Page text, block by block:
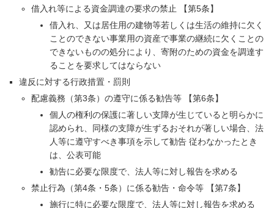
借入れ等による資金調達の要求の禁止 【第5条】
借入れ、又は居住用の建物等若しくは生活の維持に欠く
ことのできない事業用の資産で事業の継続に欠くことの
できないものの処分により、寄附のための資金を調達す
ることを要求してはならない
違反に対する行政措置・罰則
配慮義務（第3条）の遵守に係る勧告等 【第6条】
個人の権利の保護に著しい支障が生じていると明らかに
認められ、同様の支障が生ずるおそれが著しい場合、法
人等に遵守すべき事項を示して勧告 従わなかったとき
は、公表可能
勧告に必要な限度で、法人等に対し報告を求める
禁止行為（第4条・5条）に係る勧告・命令等 【第7条】
施行に特に必要な限度で、法人等に対し報告を求める